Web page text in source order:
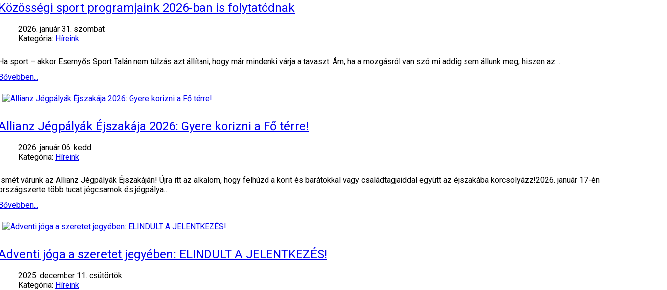
sport programjaink 2026-ban is folytatódnak
2026. január 31. szombat
Kategória: Híreink
sport – akkor Esernyős Sport Talán nem túlzás azt állítani, hogy már mindenki várja a tavaszt. Ám, ha a mozgásról van szó mi addig sem állunk meg, hiszen az…
Jégpályák Éjszakája 2026: Gyere korizni a Fő térre!
2026. január 06. kedd
Kategória: Híreink
várunk az Allianz Jégpályák Éjszakáján! Újra itt az alkalom, hogy felhúzd a korit és barátokkal vagy családtagjaiddal együtt az éjszakába korcsolyázz!2026. január 17-én
több tucat jégcsarnok és jégpálya…
jóga a szeretet jegyében: ELINDULT A JELENTKEZÉS!
2025. december 11. csütörtök
Kategória: Híreink